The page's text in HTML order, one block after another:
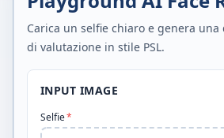
Carica un selfie chiaro e genera
di valutazione in stile PSL.
INPUT IMAGE
Selfie*